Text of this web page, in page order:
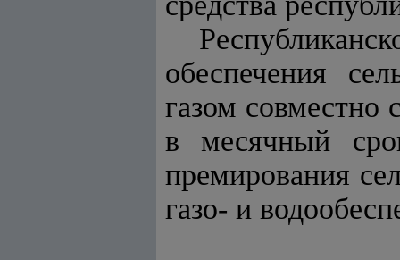
обеспечения
газом совместно
в месячный
премирования
газо- и